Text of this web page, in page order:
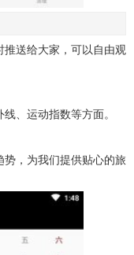
送给大家，可以自由观
、运动指数等方面。
，为我们提供贴心的旅